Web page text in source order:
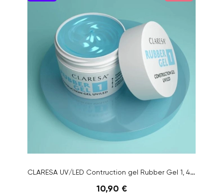
CLARESA UV/LED Contruction gel Rubber Gel 1, 45g
10,90 €